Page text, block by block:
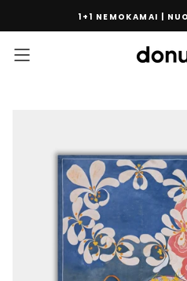
TURINIO
1+1 NEMOKAMAI |